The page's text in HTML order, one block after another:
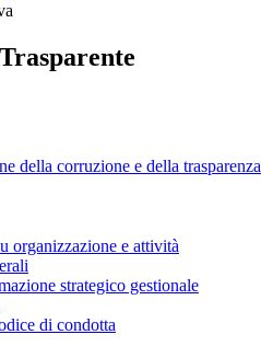
della corruzione e della trasparenza
organizzazione e attività
strategico gestionale
di condotta